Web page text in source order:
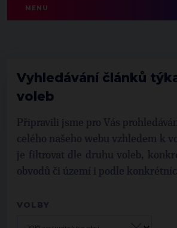
MENU
Vyhledávání článků
voleb
Připravili jsme pro Vás
celého našeho webu vzhledem k
je filtrovat dle druhu voleb,
obvodů či území i podle
VOLBY